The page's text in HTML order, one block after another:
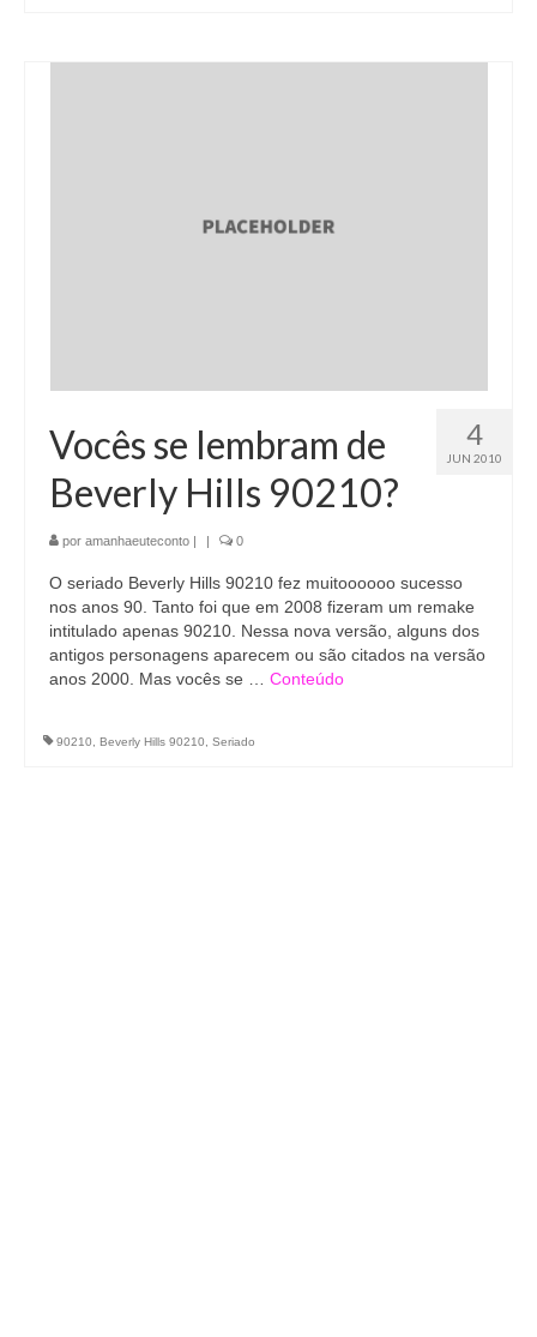
4
JUN 2010
Vocês se lembram de
Beverly Hills 90210?
por amanhaeuteconto | | 0
O seriado Beverly Hills 90210 fez muitoooooo sucesso
nos anos 90. Tanto foi que em 2008 fizeram um remake
intitulado apenas 90210. Nessa nova versão, alguns dos
antigos personagens aparecem ou são citados na versão
anos 2000. Mas vocês se … Conteúdo
90210 Beverly Hills 90210 Seriado